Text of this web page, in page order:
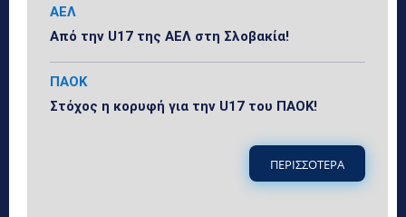
ΑΕΛ
Από την U17 της ΑΕΛ στη Σλοβακία!
ΠΑΟΚ
Στόχος η κορυφή για την U17 του ΠΑΟΚ!
ΠΕΡΙΣΣΟΤΕΡΑ